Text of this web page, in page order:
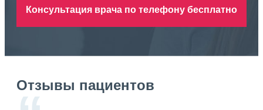
Консультация врача по телефону бесплатно
Отзывы пациентов